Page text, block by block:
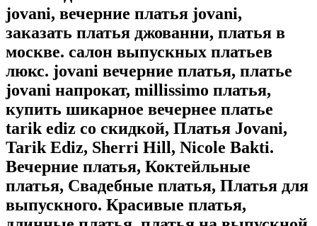
jovani, вечерние платья jovani,
заказать платья джованни, платья в
москве. салон выпускных платьев
люкс. jovani вечерние платья, платье
jovani напрокат, millissimo платья,
купить шикарное вечернее платье
tarik ediz со скидкой, Платья Jovani,
Tarik Ediz, Sherri Hill, Nicole Bakti.
Вечерние платья, Коктейльные
платья, Свадебные платья, Платья для
выпускного. Красивые платья,